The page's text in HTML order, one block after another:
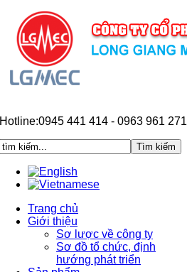
Hotline:0945 441 414 - 0963 961 271
Trang chủ
Giới thiệu
Sơ lược về công ty
Sơ đồ tổ chức, định
hướng phát triển